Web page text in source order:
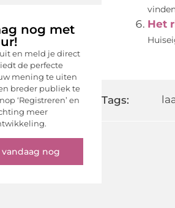
nog met
en meld je direct
de perfecte
mening te uiten
breder publiek te
‘Registreren’ en
meer
nog
Het
Tags: